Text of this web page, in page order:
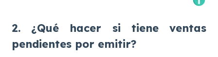
2. ¿Qué hacer si tiene ventas
pendientes por emitir?